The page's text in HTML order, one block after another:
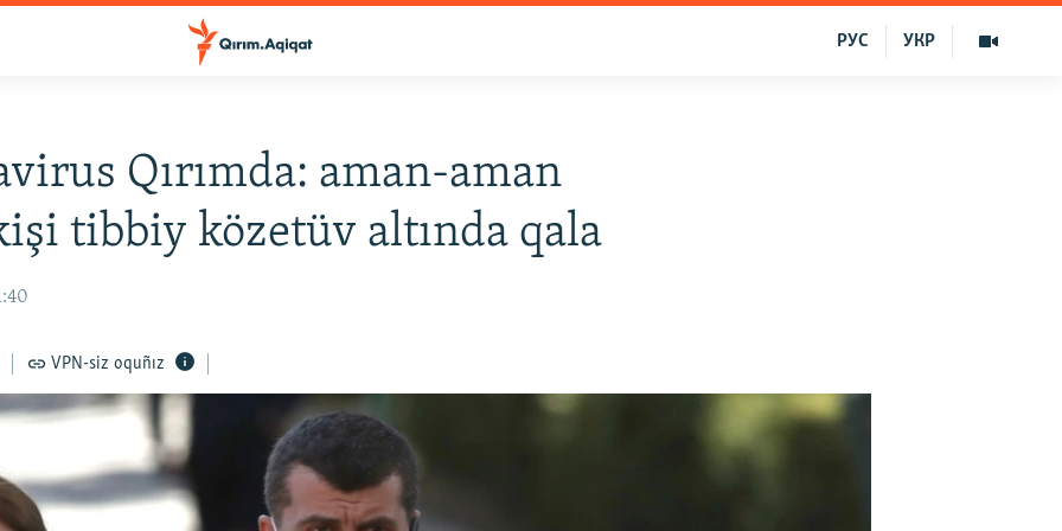
УКР
РУС
Qırımda: aman-aman
tibbiy közetüv altında qala
VPN-siz oquñız